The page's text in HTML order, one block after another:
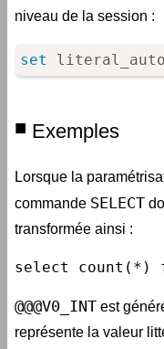
niveau de la session :
set
Exemples
Lorsque la
commande SELECT
transformée ainsi :
select count(*)
@@@V0_INT est
représente la valeur